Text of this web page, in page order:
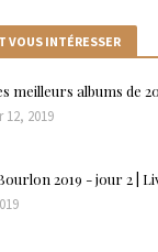
VOUS INTÉRESSER
meilleurs albums de
12, 2019
2019 - jour 2 |